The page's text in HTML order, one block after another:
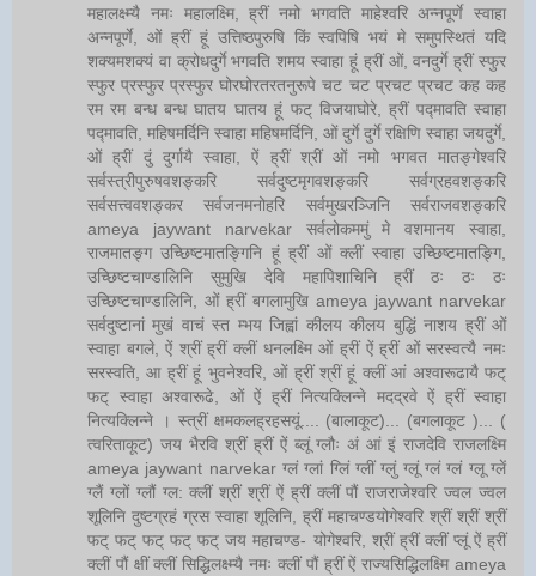
महालक्ष्म्यै नमः महालक्ष्मि, ह्रीं नमो भगवति माहेश्वरि अन्नपूर्णे स्वाहा
अन्नपूर्णे, ओं ह्रीं हूं उत्तिष्ठपुरुषि किं स्वपिषि भयं मे समुपस्थितं यदि
शक्यमशक्यं वा क्रोधदुर्गे भगवति शमय स्वाहा हूं ह्रीं ओं, वनदुर्गे ह्रीं स्फुर
स्फुर प्रस्फुर प्रस्फुर घोरघोरतरतनुरूपे चट चट प्रचट प्रचट कह कह
रम रम बन्ध बन्ध घातय घातय हूं फट् विजयाघोरे, ह्रीं पद्मावति स्वाहा
पद्मावति, महिषमर्दिनि स्वाहा महिषमर्दिनि, ओं दुर्गे दुर्गे रक्षिणि स्वाहा जयदुर्गे,
ओं ह्रीं दुं दुर्गायै स्वाहा, ऐं ह्रीं श्रीं ओं नमो भगवत मातङ्गेश्वरि
सर्वस्त्रीपुरुषवशङ्करि सर्वदुष्टमृगवशङ्करि सर्वग्रहवशङ्करि
सर्वसत्त्ववशङ्कर सर्वजनमनोहरि सर्वमुखरञ्जिनि सर्वराजवशङ्करि
ameya jaywant narvekar सर्वलोकममुं मे वशमानय स्वाहा,
राजमातङ्ग उच्छिष्टमातङ्गिनि हूं ह्रीं ओं क्लीं स्वाहा उच्छिष्टमातङ्गि,
उच्छिष्टचाण्डालिनि सुमुखि देवि महापिशाचिनि ह्रीं ठः ठः ठः
उच्छिष्टचाण्डालिनि, ओं ह्रीं बगलामुखि ameya jaywant narvekar
सर्वदुष्टानां मुखं वाचं स्त म्भय जिह्वां कीलय कीलय बुद्धिं नाशय ह्रीं ओं
स्वाहा बगले, ऐं श्रीं ह्रीं क्लीं धनलक्ष्मि ओं ह्रीं ऐं ह्रीं ओं सरस्वत्यै नमः
सरस्वति, आ ह्रीं हूं भुवनेश्वरि, ओं ह्रीं श्रीं हूं क्लीं आं अश्वारूढायै फट्
फट् स्वाहा अश्वारूढे, ओं ऐं ह्रीं नित्यक्लिन्ने मदद्रवे ऐं ह्रीं स्वाहा
नित्यक्लिन्ने । स्त्रीं क्षमकलह्रहसयूं.... (बालाकूट)... (बगलाकूट )... (
त्वरिताकूट) जय भैरवि श्रीं ह्रीं ऐं ब्लूं ग्लौः अं आं इं राजदेवि राजलक्ष्मि
ameya jaywant narvekar ग्लं ग्लां ग्लिं ग्लीं ग्लुं ग्लूं ग्लं ग्लं ग्लू ग्लें
ग्लैं ग्लों ग्लौं ग्ल: क्लीं श्रीं श्रीं ऐं ह्रीं क्लीं पौं राजराजेश्वरि ज्वल ज्वल
शूलिनि दुष्टग्रहं ग्रस स्वाहा शूलिनि, ह्रीं महाचण्डयोगेश्वरि श्रीं श्रीं श्रीं
फट् फट् फट् फट् फट् जय महाचण्ड- योगेश्वरि, श्रीं ह्रीं क्लीं प्लूं ऐं ह्रीं
क्लीं पौं क्षीं क्लीं सिद्धिलक्ष्म्यै नमः क्लीं पौं ह्रीं ऐं राज्यसिद्धिलक्ष्मि ameya